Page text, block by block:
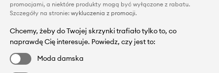
promocjami, a niektóre produkty mogą być wyłączone z rabatu.
Szczegóły na stronie: wykluczenia z promocji.
Chcemy, żeby do Twojej skrzynki trafiało tylko to, co
naprawdę Cię interesuje. Powiedz, czy jest to:
Moda damska